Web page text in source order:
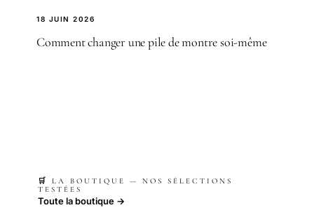
18 JUIN 2026
Comment changer une pile de montre soi-même
🛒 LA BOUTIQUE — NOS SÉLECTIONS
TESTÉES
Toute la boutique →